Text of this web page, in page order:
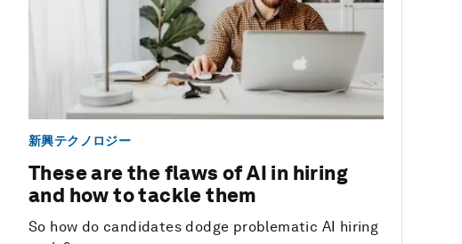
新興テクノロジー
These are the flaws of AI in hiring
and how to tackle them
So how do candidates dodge problematic AI hiring